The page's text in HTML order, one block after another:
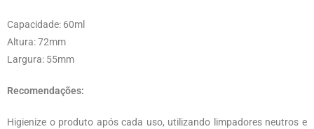
Capacidade: 60ml
Altura: 72mm
Largura: 55mm
Recomendações:
Higienize o produto após cada uso, utilizando limpadores neutros e